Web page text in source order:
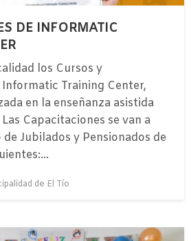
DE INFORMATIC
los Cursos y
Training Center,
en la enseñanza asistida
Capacitaciones se van a
Jubilados y Pensionados de
de El Tío